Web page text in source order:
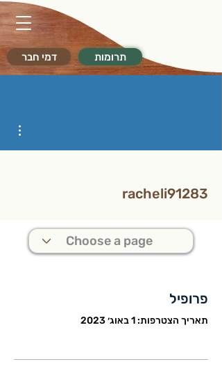
דמי חבר תרומות
racheli91283
פרופיל
תאריך הצטרפות: 1 באוג׳ 2023